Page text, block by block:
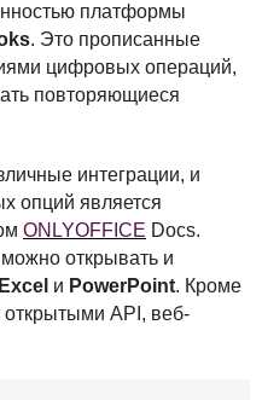
платформы
. Это прописанные
цифровых операций,
повторяющиеся
интеграции, и
опций является
ONLYOFFICE Docs.
открывать и
Excel и PowerPoint. Кроме
открытыми API , веб-